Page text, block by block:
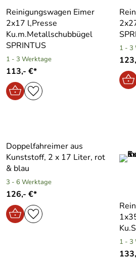
Reinigungswagen Eimer
2x17 l,Presse
Ku.m.Metallschubbügel
SPRINTUS
1 - 3 Werktage
113,- €*
1 - 3
Doppelfahreimer aus
Kunststoff, 2 x 17 Liter, rot
& blau
3 - 6 Werktage
126,- €*
1 - 3